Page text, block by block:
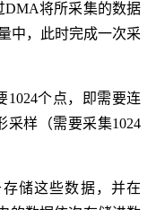
DMA将所采集的数据
中，此时完成一次采
1024个点，即需要连
采样（需要采集1024
储这些数据，并在